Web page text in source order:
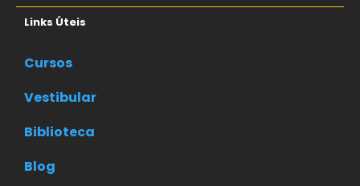
Links Úteis
Cursos
Vestibular
Biblioteca
Blog